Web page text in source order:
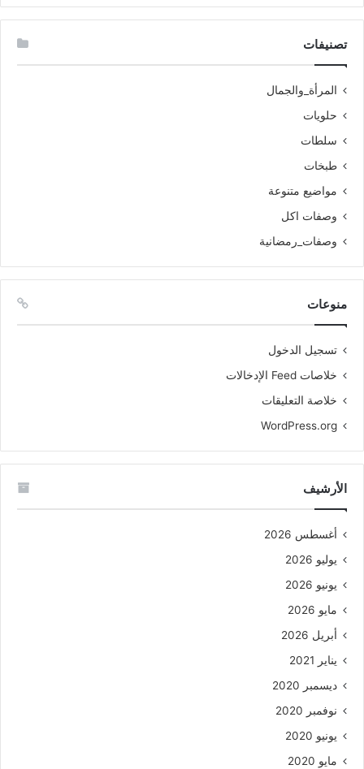
تصنيفات
المرأة_والجمال
حلويات
سلطات
طبخات
مواضيع متنوعة
وصفات اكل
وصفات_رمضانية
منوعات
تسجيل الدخول
خلاصات Feed الإدخالات
خلاصة التعليقات
WordPress.org
الأرشيف
أغسطس 2026
يوليو 2026
يونيو 2026
مايو 2026
أبريل 2026
يناير 2021
ديسمبر 2020
نوفمبر 2020
يونيو 2020
مايو 2020